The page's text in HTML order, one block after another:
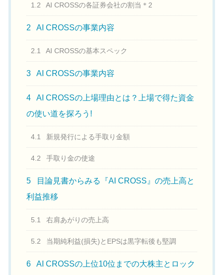
1.2 AI CROSSの各証券会社の割当＊2
2 AI CROSSの事業内容
2.1 AI CROSSの基本スペック
3 AI CROSSの事業内容
4
AI CROSSの上場理由とは？上場で得た資金
の使い道を探ろう!
4.1 新規発行による手取り金額
4.2 手取り金の使途
5
目論見書からみる『AI CROSS』の売上高と
利益推移
5.1 右肩あがりの売上高
5.2 当期純利益(損失)とEPSは黒字転後も堅調
6
AI CROSSの上位10位までの大株主とロック